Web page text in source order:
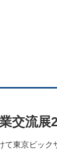
交流展
東京ビック